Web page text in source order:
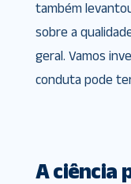
também
sobre a
geral. Vamos
conduta pode
A ciência